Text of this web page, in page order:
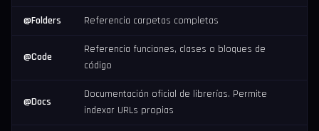
@Folders Referencia carpetas completas
@Code
Referencia funciones, clases o bloques de
código
@Docs
Documentación oficial de librerías. Permite
indexar URLs propias